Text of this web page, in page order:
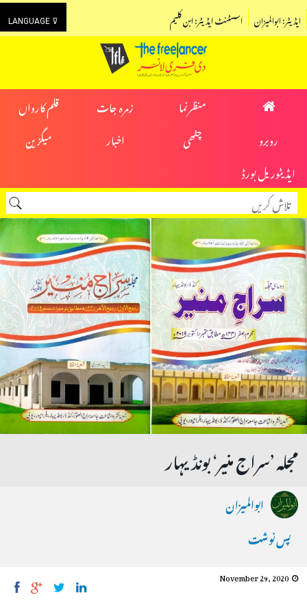
LANGUAGE ⊽ اسسٹنٹ ایڈیٹر: ابن کلیم ایڈیٹر: ابوالمیزان
منظرنما زمرہ جات
قلم کارواں
روبرو
چٹھی اخبار
میگزین
ایڈیٹوریل بورڈ
مجلہ ’سراج منیر‘ بونڈیہار
ابوالمیزان
پس نوشت
November 29, 2020